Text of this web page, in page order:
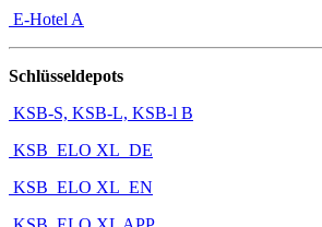
E-Hotel A
Schlüsseldepots
KSB-S, KSB-L, KSB-l B
KSB_ELO XL_DE
KSB_ELO XL_EN